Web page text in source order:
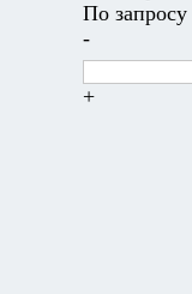
По запросу
-
+